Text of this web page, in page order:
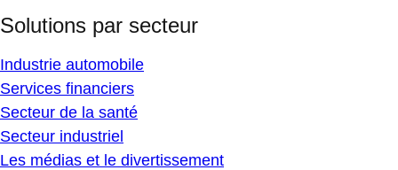
Solutions par secteur
Industrie automobile
Services financiers
Secteur de la santé
Secteur industriel
Les médias et le divertissement